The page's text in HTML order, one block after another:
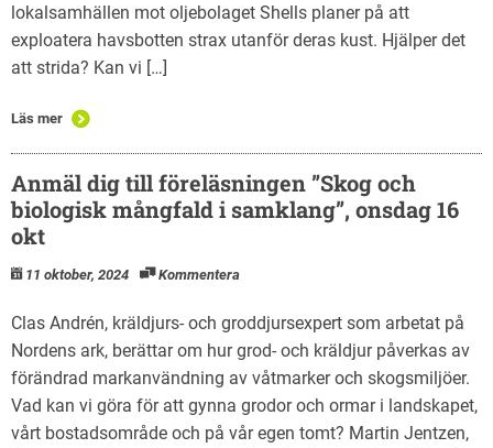
lokalsamhällen mot oljebolaget Shells planer på att
exploatera havsbotten strax utanför deras kust. Hjälper det
att strida? Kan vi […]
Läs mer
Anmäl dig till föreläsningen ”Skog och
biologisk mångfald i samklang”, onsdag 16
okt
11 oktober, 2024 Kommentera
Clas Andrén, kräldjurs- och groddjursexpert som arbetat på
Nordens ark, berättar om hur grod- och kräldjur påverkas av
förändrad markanvändning av våtmarker och skogsmiljöer.
Vad kan vi göra för att gynna grodor och ormar i landskapet,
vårt bostadsområde och på vår egen tomt? Martin Jentzen,